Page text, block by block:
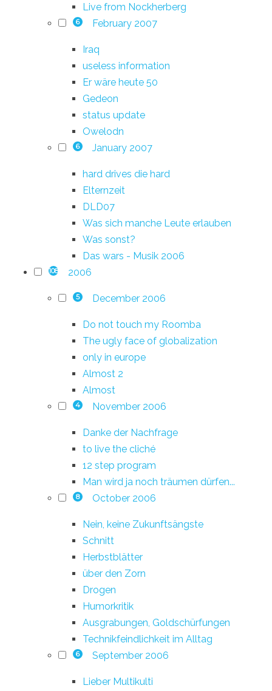
Live from Nockherberg
6 February 2007
Iraq
useless information
Er wäre heute 50
Gedeon
status update
Owelodn
6 January 2007
hard drives die hard
Elternzeit
DLD07
Was sich manche Leute erlauben
Was sonst?
Das wars - Musik 2006
108 2006
5 December 2006
Do not touch my Roomba
The ugly face of globalization
only in europe
Almost 2
Almost
4 November 2006
Danke der Nachfrage
to live the cliché
12 step program
Man wird ja noch träumen dürfen...
8 October 2006
Nein, keine Zukunftsängste
Schnitt
Herbstblätter
über den Zorn
Drogen
Humorkritik
Ausgrabungen, Goldschürfungen
Technikfeindlichkeit im Alltag
6 September 2006
Lieber Multikulti